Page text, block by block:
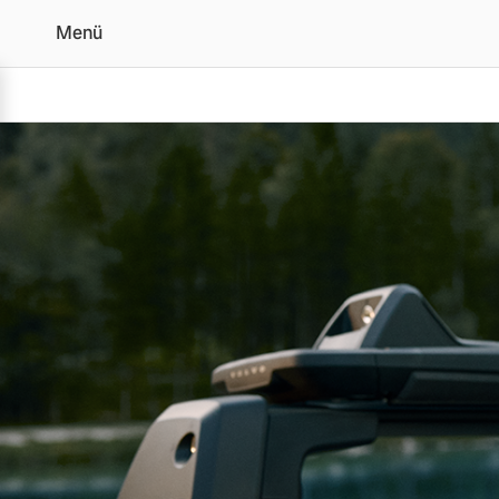
Original Volvo Zubehör |
Menü